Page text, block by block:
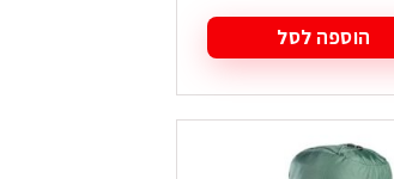
הוספה לסל